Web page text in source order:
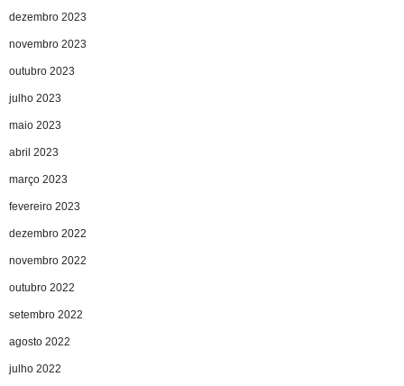
dezembro 2023
novembro 2023
outubro 2023
julho 2023
maio 2023
abril 2023
março 2023
fevereiro 2023
dezembro 2022
novembro 2022
outubro 2022
setembro 2022
agosto 2022
julho 2022